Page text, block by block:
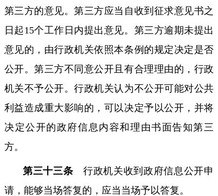
第三方的意见。第三方应当自收到征求意见书之
日起15个工作日内提出意见。第三方逾期未提出
意见的，由行政机关依照本条例的规定决定是否
公开。第三方不同意公开且有合理理由的，行政
机关不予公开。行政机关认为不公开可能对公共
利益造成重大影响的，可以决定予以公开，并将
决定公开的政府信息内容和理由书面告知第三
方。
第三十三条 行政机关收到政府信息公开申
请，能够当场答复的，应当当场予以答复。